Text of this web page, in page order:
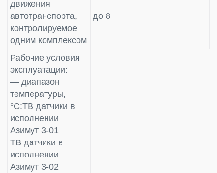
движения
автотранспорта,
контролируемое
одним комплексом
до 8
Рабочие условия
эксплуатации:
— диапазон
температуры,
°С:ТВ датчики в
исполнении
Азимут 3-01
ТВ датчики в
исполнении
Азимут 3-02